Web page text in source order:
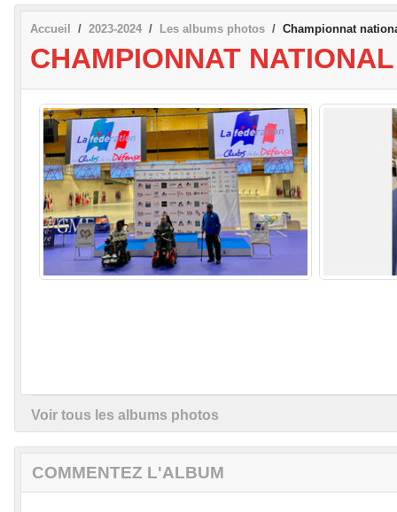
Accueil 2023-2024 Les albums photos Championnat
CHAMPIONNAT
Voir tous les albums photos
COMMENTEZ L'ALBUM